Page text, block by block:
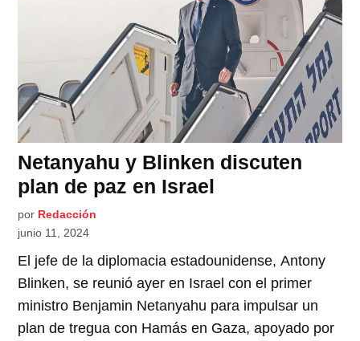
Netanyahu y Blinken discuten
plan de paz en Israel
por Redacción
junio 11, 2024
El jefe de la diplomacia estadounidense, Antony
Blinken, se reunió ayer en Israel con el primer
ministro Benjamin Netanyahu para impulsar un
plan de tregua con Hamás en Gaza, apoyado por